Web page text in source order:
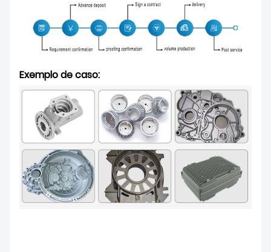
Exemplo de caso: